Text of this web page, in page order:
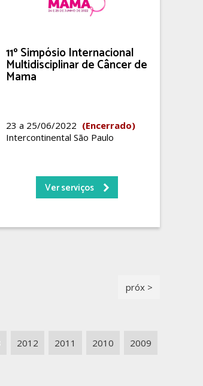
11º Simpósio Internacional
Multidisciplinar de Câncer de
Mama
23 a 25/06/2022 (Encerrado)
Intercontinental São Paulo
Ver serviços
próx >
2012 2011 2010 2009